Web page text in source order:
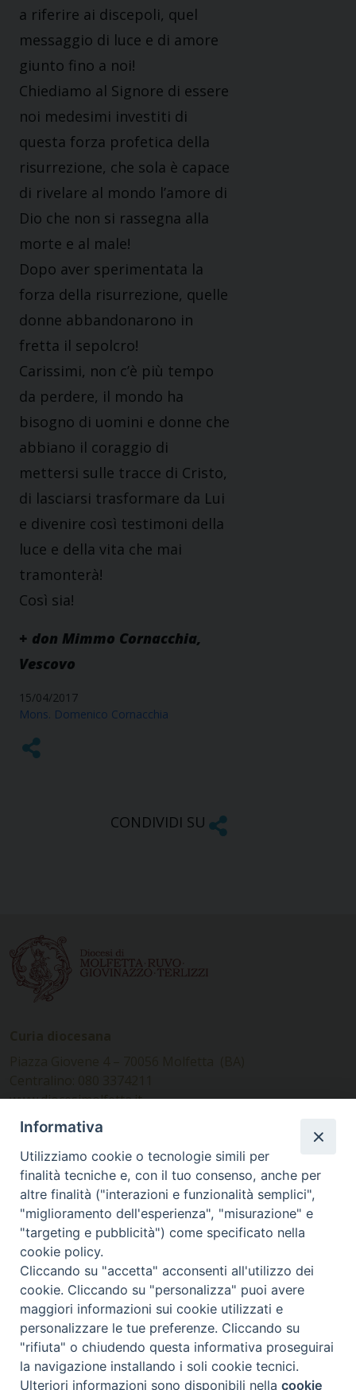
a riferire ai discepoli, quel
messaggio di luce e di amore
giunto fino a noi!
Chiediamo al Signore di essere
noi medesimi investiti di
questa forza profetica della
risurrezione, che sola è capace
di rivelare al mondo l’amore di
Dio che non si rassegna alla
morte e al male!
Dopo aver sperimentata la
forza della risurrezione, quelle
donne abbandonarono in
fretta il sepolcro!
Carissimi, non c’è più tempo
da perdere, il mondo ha
bisogno di uomini e donne che
abbiano il coraggio di
mettersi sulle tracce di Cristo,
di lasciarsi trasformare da Lui
e divenire così testimoni della
luce e della vita che mai
tramonterà!
Così sia!
+ don Mimmo Cornacchia,
Vescovo
15/04/2017
Mons. Domenico Cornacchia
CONDIVIDI SU
www.diocesimolfetta.it –
diocesimolfetta@pec.chiesacattolica.it
Ufficio Comunicazioni sociali
Piazza Giovene 4 – 70056 Molfetta (BA)
comunicazionisociali@diocesimolfetta.it
SEGUICI SU
Facebook
Instagram
X YouTube
Feed
Privacy Policy - trasparenza
© 2016 - 2026 Diocesi Molfetta Ruvo Giovinazzo Terlizzi
Preferenze Cookie
Informativa
Utilizziamo cookie o tecnologie simili per
finalità tecniche e, con il tuo consenso, anche per
altre finalità ("interazioni e funzionalità semplici",
"miglioramento dell'esperienza", "misurazione" e
"targeting e pubblicità") come specificato nella
cookie policy.
Cliccando su "accetta" acconsenti all'utilizzo dei
cookie. Cliccando su "personalizza" puoi avere
maggiori informazioni sui cookie utilizzati e
personalizzare le tue preferenze. Cliccando su
"rifiuta" o chiudendo questa informativa proseguirai
la navigazione installando i soli cookie tecnici.
Ulteriori informazioni sono disponibili nellacookie